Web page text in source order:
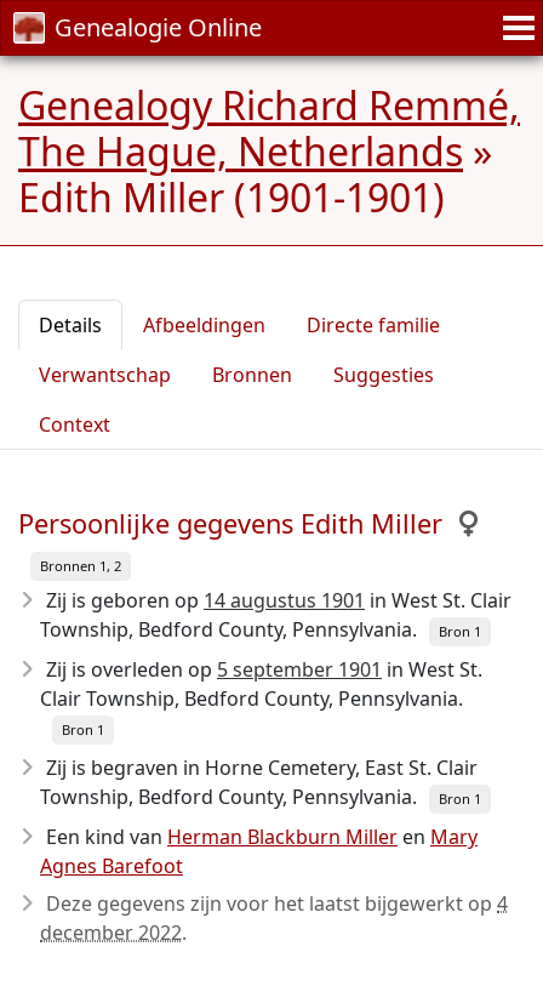
Genealogie Online
Genealogy Richard Remmé,
The Hague, Netherlands »
Edith Miller (1901-1901)
Details Afbeeldingen
Directe familie
Verwantschap
Bronnen
Suggesties
Context
Persoonlijke gegevens Edith Miller
Bronnen 1, 2
Zij is geboren op 14 augustus 1901 in West St. Clair
Township, Bedford County, Pennsylvania.
Bron 1
Zij is overleden op 5 september 1901 in West St.
Clair Township, Bedford County, Pennsylvania.
Bron 1
Zij is begraven in Horne Cemetery, East St. Clair
Township, Bedford County, Pennsylvania.
Bron 1
Een kind van Herman Blackburn Miller en Mary
Agnes Barefoot
Deze gegevens zijn voor het laatst bijgewerkt op 4
december 2022.